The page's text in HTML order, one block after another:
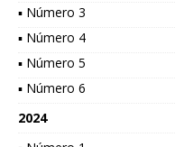
▪ Número 3
▪ Número 4
▪ Número 5
▪ Número 6
2024